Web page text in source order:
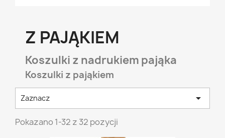
Z PAJĄKIEM
Koszulki z nadrukiem pająka
Koszulki z pająkiem
Zaznacz 
Pokazano 1-32 z 32 pozycji